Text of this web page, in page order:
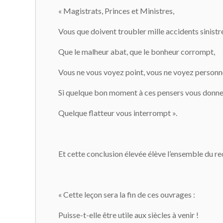
« Magistrats, Princes et Ministres,
Vous que doivent troubler mille accidents
Que le malheur abat, que le bonheur corrompt,
Vous ne vous voyez point, vous ne voyez
Si quelque bon moment à ces pensers vous
Quelque flatteur vous interrompt ».
Et cette conclusion élevée élève l’ensemble du
« Cette leçon sera la fin de ces ouvrages :
Puisse-t-elle être utile aux siècles à venir !